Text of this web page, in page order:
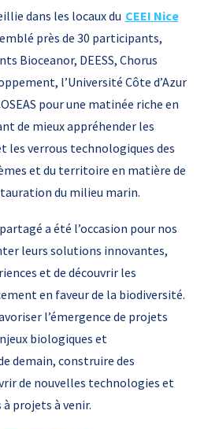
dans les locaux du CEEI Nice
près de 30 participants,
Bioceanor, DEESS, Chorus
l’Université Côte d’Azur
pour une matinée riche en
de mieux appréhender les
les verrous technologiques des
et du territoire en matière de
du milieu marin.
a été l’occasion pour nos
leurs solutions innovantes,
et de découvrir les
en faveur de la biodiversité.
l’émergence de projets
biologiques et
demain, construire des
de nouvelles technologies et
projets à venir.